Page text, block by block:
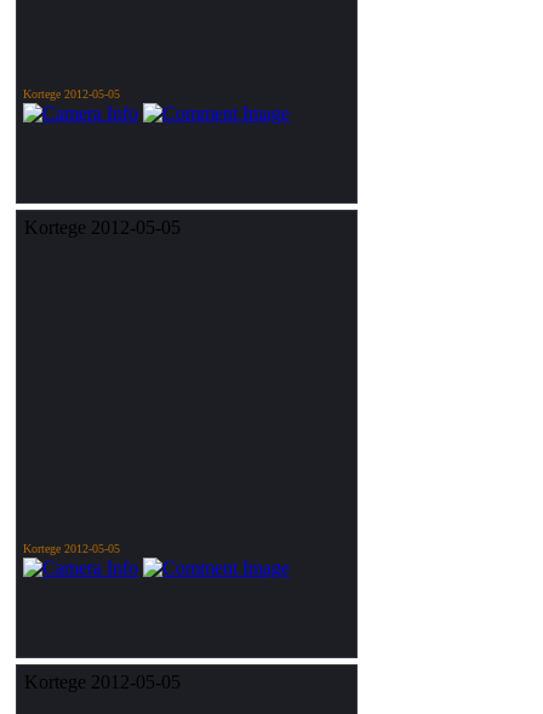
Kortege 2012-05-05
Kortege 2012-05-05
Kortege 2012-05-05
Kortege 2012-05-05